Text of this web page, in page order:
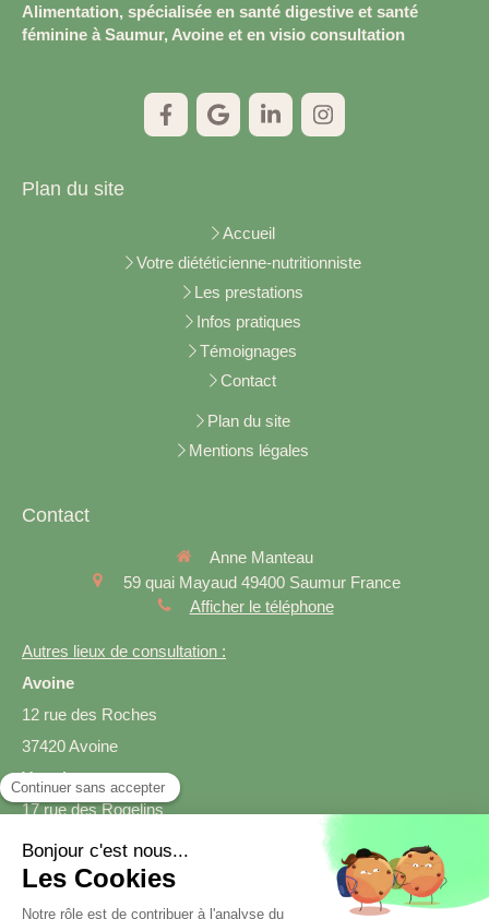
Alimentation, spécialisée en santé digestive et santé
féminine à Saumur, Avoine et en visio consultation
Plan du site
Accueil
Votre diététicienne-nutritionniste
Les prestations
Infos pratiques
Témoignages
Contact
Plan du site
Mentions légales
Contact
Anne Manteau
59 quai Mayaud 49400 Saumur France
Afficher le téléphone
Autres lieux de consultation :
Avoine
12 rue des Roches
37420 Avoine
Varrains
17 rue des Rogelins
49400 Varrains
Prendre rendez-vous